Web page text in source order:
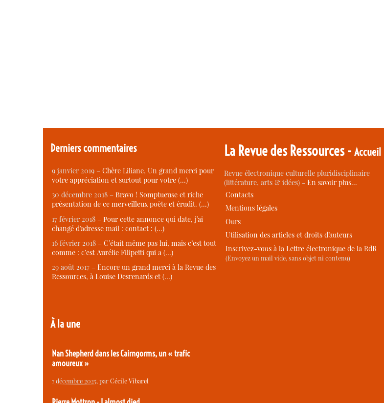
Derniers commentaires
9 janvier 2019 – Chère Liliane, Un grand merci pour
votre appréciation et surtout pour votre (…)
30 décembre 2018 – Bravo ! Somptueuse et riche
présentation de ce merveilleux poète et érudit. (…)
17 février 2018 – Pour cette annonce qui date, j’ai
changé d’adresse mail : contact : (…)
16 février 2018 – C’était même pas lui, mais c’est tout
comme : c’est Aurélie Filipetti qui a (…)
29 août 2017 – Encore un grand merci à la Revue des
Ressources, à Louise Desrenards et (…)
À la une
Nan Shepherd dans les Cairngorms, un « trafic
amoureux »
7 décembre 2025, parCécile Vibarel
La Revue des Ressources -Accueil
Revue électronique culturelle pluridisciplinaire
(littérature, arts & idées) -En savoir plus…
Contacts
Mentions légales
Ours
Utilisation des articles et droits d’auteurs
Inscrivez-vous à la Lettre électronique de la RdR
(Envoyez un mail vide, sans objet ni contenu)